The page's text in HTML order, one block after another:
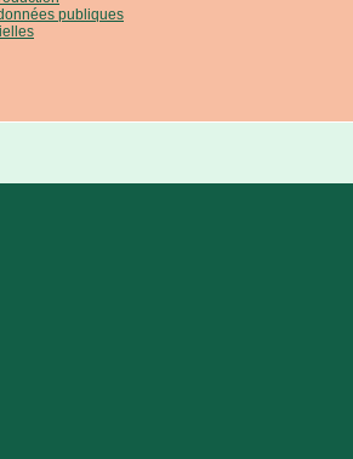
publiques